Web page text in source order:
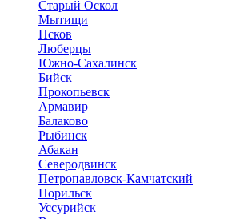
Старый Оскол
Мытищи
Псков
Люберцы
Южно-Сахалинск
Бийск
Прокопьевск
Армавир
Балаково
Рыбинск
Абакан
Северодвинск
Петропавловск-Камчатский
Норильск
Уссурийск